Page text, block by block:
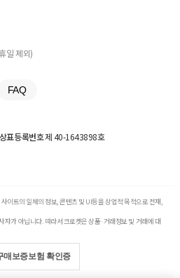
일 제외)
FAQ
상표등록번호제 40-1643898호
이트의 일체의 정보, 콘텐츠 및 UI등을 상업적 목적으로 전재,
가 아닙니다. 따라서 크로켓은 상품·거래정보 및 거래에 대
매보증보험 확인증